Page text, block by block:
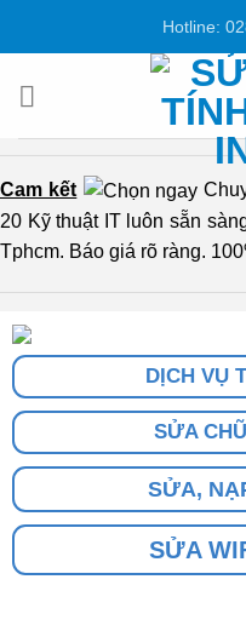
dung
Hotline:
Cam kết
20 Kỹ thuật IT luôn sẵn
Tphcm. Báo giá rõ ràng.
DỊCH VỤ
SỬA
SỬA,
SỬA